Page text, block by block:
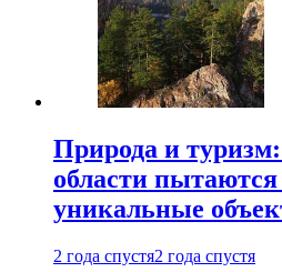
Природа и
области пытаются
уникальные
2 года спустя2 года спустя